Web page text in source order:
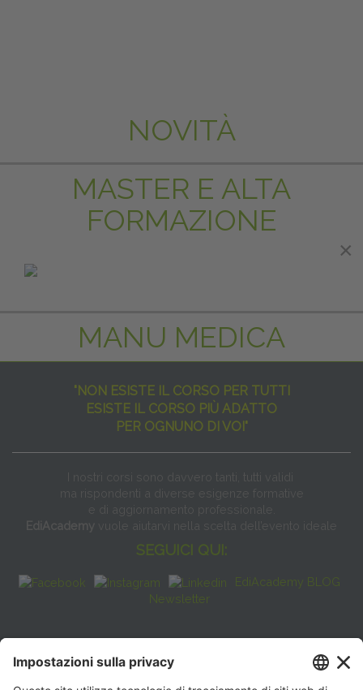
NOVITÀ
MASTER E ALTA
FORMAZIONE
MANU MEDICA
"NON ESISTE IL CORSO PER TUTTI
ESISTE IL CORSO PIÙ ADATTO
PER OGNUNO DI VOI"
I nostri corsi sono davvero tanti, tutti validi
ma rispondenti a diverse esigenze formative
e di aggiornamento professionale.
EdiAcademy vuole aiutarvi nella scelta dell’evento ideale
SEGUICI QUI:
EdiAcademy BLOG
Newsletter
FAQ
×
×